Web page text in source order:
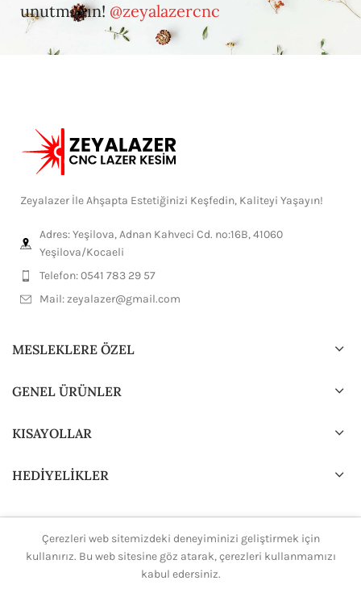
unutmayın! @zeyalazercnc
Zeyalazer İle Ahşapta Estetiğinizi Keşfedin, Kaliteyi Yaşayın!
Adres: Yeşilova, Adnan Kahveci Cd. no:16B, 41060
Yeşilova/Kocaeli
Telefon: 0541 783 29 57
Mail:zeyalazer@gmail.com
MESLEKLERE ÖZEL
GENEL ÜRÜNLER
KISAYOLLAR
HEDİYELİKLER
2024 Tasarım ve DizaynH.Ali.KTüm hakları saklıdır.
Çerezleri web sitemizdeki deneyiminizi geliştirmek için
kullanırız. Bu web sitesine göz atarak, çerezleri kullanmamızı
kabul edersiniz.